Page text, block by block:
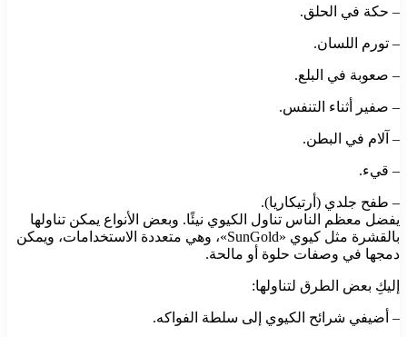
– حكة في الحلق.
– تورم اللسان.
– صعوبة في البلع.
– صفير أثناء التنفس.
– آلام في البطن.
– قيء.
– طفح جلدي (أرتيكاريا).
يفضل معظم الناس تناول الكيوي نيئًا. وبعض الأنواع يمكن تناولها
بالقشرة مثل كيوي «SunGold»، وهي متعددة الاستخدامات، ويمكن
دمجها في وصفات حلوة أو مالحة.
إليكِ بعض الطرق لتناولها:
– أضيفي شرائح الكيوي إلى سلطة الفواكه.